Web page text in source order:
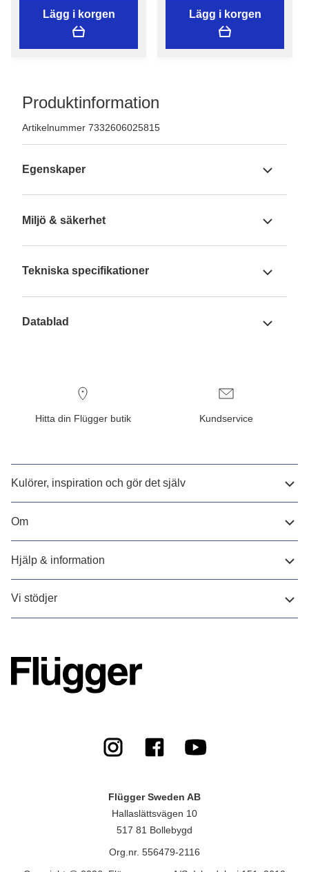
Lägg i korgen Lägg i korgen
Produktinformation
Artikelnummer 7332606025815
Egenskaper
Miljö & säkerhet
Tekniska specifikationer
Datablad
Hitta din Flügger butik Kundservice
Kulörer, inspiration och gör det själv
Om
Hjälp & information
Vi stödjer
Flügger Sweden AB
Hallaslättsvägen 10
517 81 Bollebygd
Org.nr. 556479-2116